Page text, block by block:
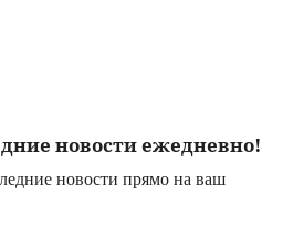
новости ежедневно!
новости прямо на ваш